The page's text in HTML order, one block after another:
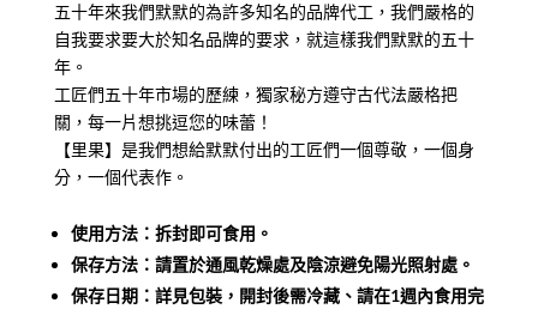
五十年來我們默默的為許多知名的品牌代工，我們嚴格的
自我要求要大於知名品牌的要求，就這樣我們默默的五十
年。
工匠們五十年市場的歷練，獨家秘方遵守古代法嚴格把
關，每一片想挑逗您的味蕾！
【里果】是我們想給默默付出的工匠們一個尊敬，一個身
分，一個代表作。
使用方法：拆封即可食用。
保存方法：請置於通風乾燥處及陰涼避免陽光照射處。
保存日期：詳見包裝，開封後需冷藏、請在1週內食用完